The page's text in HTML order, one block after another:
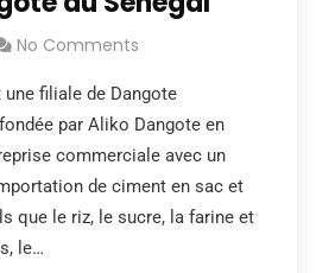
No Comments
filiale de Dangote
par Aliko Dangote en
commerciale avec un
de ciment en sac et
que le riz, le sucre, la farine et
le…